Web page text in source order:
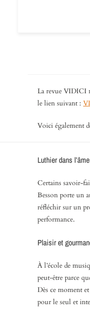
La revue VIDICI
le lien suivant :
Voici également
Luthier dans
Certains savoir-
Besson porte un
réfléchir sur un
performance.
Plaisir et
À l’école de
peut-être parce
Dès ce moment
pour le seul et